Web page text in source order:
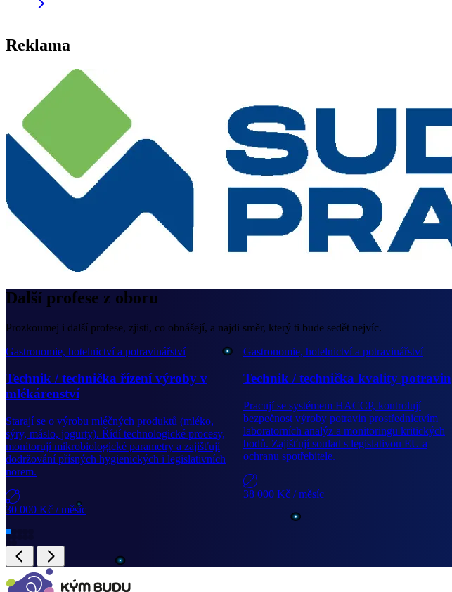
Reklama
Další profese z oboru
Prozkoumej i další profese, zjisti, co obnášejí, a najdi směr, který ti bude sedět nejvíc.
Gastronomie, hotelnictví a potravinářství
Technik / technička řízení výroby v
mlékárenství
Starají se o výrobu mléčných produktů (mléko,
sýry, máslo, jogurty). Řídí technologické procesy,
monitorují mikrobiologické parametry a zajišťují
dodržování přísných hygienických i legislativních
norem.
30 000 Kč / měsíc
Gastronomie, hotelnictví a potravinářství
Technik / technička kvality potravin
Pracují se systémem HACCP, kontrolují
bezpečnost výroby potravin prostřednictvím
laboratorních analýz a monitoringu kritických
bodů. Zajišťují soulad s legislativou EU a
ochranu spotřebitele.
38 000 Kč / měsíc